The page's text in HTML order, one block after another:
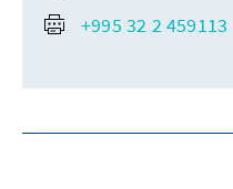
+995 32 2 459113